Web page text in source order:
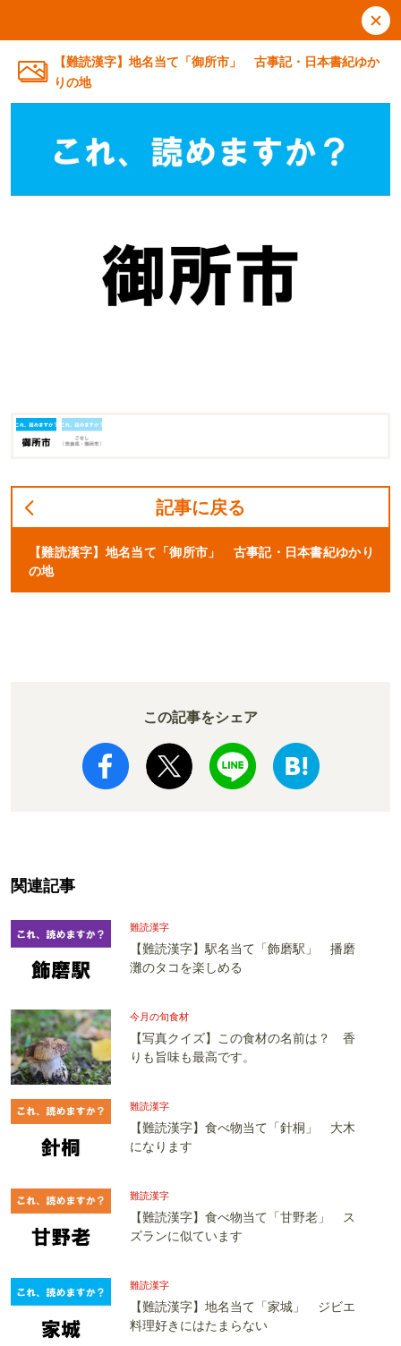
【難読漢字】地名当て「御所市」 古事記・日本書紀ゆか
りの地
記事に戻る
【難読漢字】地名当て「御所市」 古事記・日本書紀ゆかり
の地
この記事をシェア
関連記事
難読漢字
【難読漢字】駅名当て「飾磨駅」 播磨
灘のタコを楽しめる
今月の旬食材
【写真クイズ】この食材の名前は？ 香
りも旨味も最高です。
難読漢字
【難読漢字】食べ物当て「針桐」 大木
になります
難読漢字
【難読漢字】食べ物当て「甘野老」 ス
ズランに似ています
難読漢字
【難読漢字】地名当て「家城」 ジビエ
料理好きにはたまらない